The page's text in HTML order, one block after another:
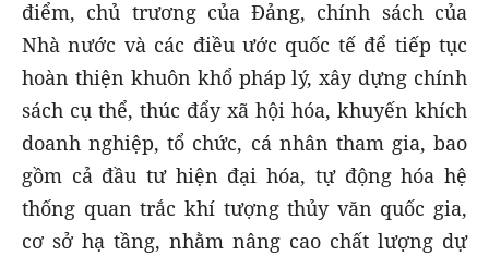
điểm, chủ trương của Đảng, chính sách của
Nhà nước và các điều ước quốc tế để tiếp tục
hoàn thiện khuôn khổ pháp lý, xây dựng chính
sách cụ thể, thúc đẩy xã hội hóa, khuyến khích
doanh nghiệp, tổ chức, cá nhân tham gia, bao
gồm cả đầu tư hiện đại hóa, tự động hóa hệ
thống quan trắc khí tượng thủy văn quốc gia,
cơ sở hạ tầng, nhằm nâng cao chất lượng dự